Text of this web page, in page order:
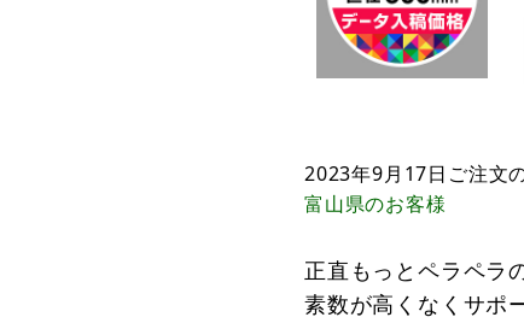
2023年9月17日 ご注文
富山県のお客様
正直もっとペラペラ
素数が高くなくサポ